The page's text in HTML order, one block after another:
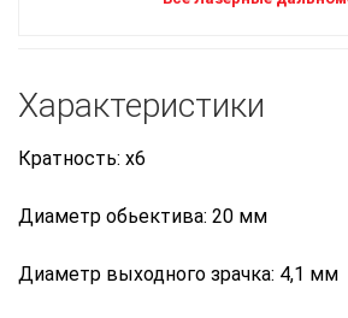
Характеристики
Кратность: x6
Диаметр обьектива: 20 мм
Диаметр выходного зрачка: 4,1 мм